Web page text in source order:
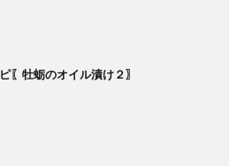
〖牡蛎のオイル漬け２〗